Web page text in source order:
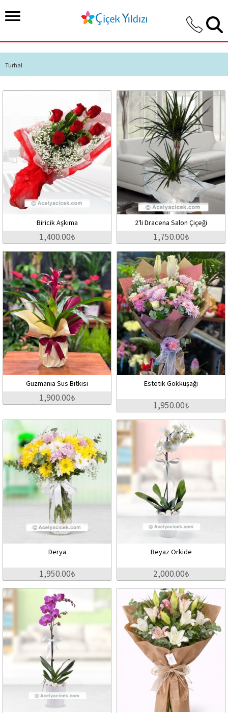
Turhal
Biricik Aşkıma
1,400.00₺
2'li Dracena Salon Çiçeği
1,750.00₺
Guzmania Süs Bitkisi
1,900.00₺
Estetik Gökkuşağı
1,950.00₺
Derya
1,950.00₺
Beyaz Orkide
2,000.00₺